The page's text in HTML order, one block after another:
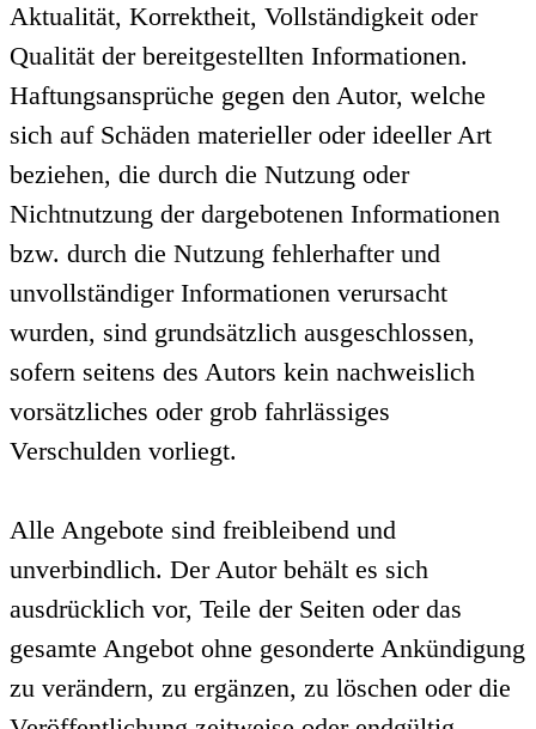
Aktualität, Korrektheit, Vollständigkeit oder
Qualität der bereitgestellten Informationen.
Haftungsansprüche gegen den Autor, welche
sich auf Schäden materieller oder ideeller Art
beziehen, die durch die Nutzung oder
Nichtnutzung der dargebotenen Informationen
bzw. durch die Nutzung fehlerhafter und
unvollständiger Informationen verursacht
wurden, sind grundsätzlich ausgeschlossen,
sofern seitens des Autors kein nachweislich
vorsätzliches oder grob fahrlässiges
Verschulden vorliegt.
Alle Angebote sind freibleibend und
unverbindlich. Der Autor behält es sich
ausdrücklich vor, Teile der Seiten oder das
gesamte Angebot ohne gesonderte Ankündigung
zu verändern, zu ergänzen, zu löschen oder die